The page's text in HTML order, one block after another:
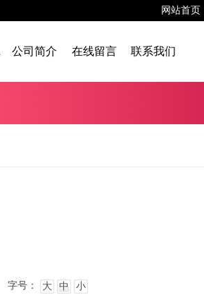
网站首页
公司简介 在线留言 联系我们
字号： 大 中 小